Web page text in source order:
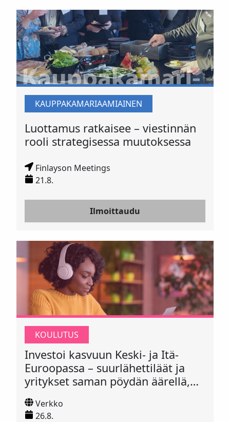
KAUPPAKAMARIAAMIAINEN
Luottamus ratkaisee – viestinnän
rooli strategisessa muutoksessa
Finlayson Meetings
21.8.
Ilmoittaudu
KOULUTUS
Investoi kasvuun Keski- ja Itä-
Euroopassa – suurlähettiläät ja
yritykset saman pöydän äärellä,
hybridi, 26.8.2026
Verkko
26.8.